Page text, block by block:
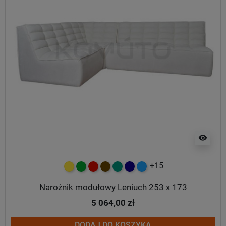
visibility
żółtyzielonyczerwony
czekoladowy
turkusowy
granatowy
niebieski
+15
Narożnik modułowy Leniuch 253 x 173
5 064,00 zł